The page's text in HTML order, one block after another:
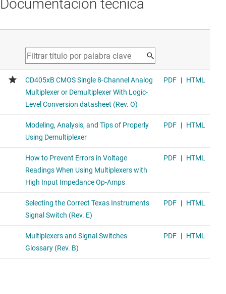
Documentación técnica